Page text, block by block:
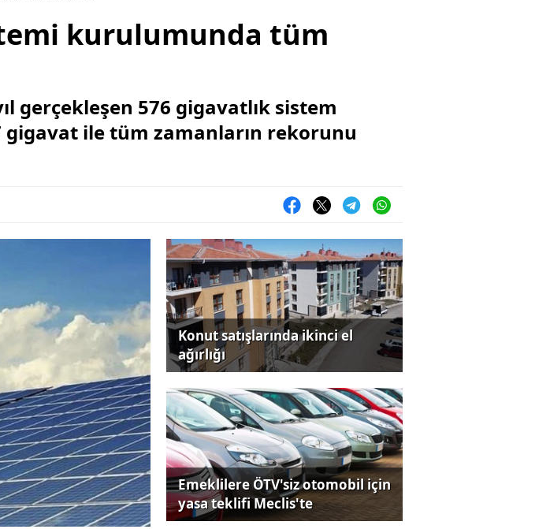
kurulumunda tüm
gerçekleşen 576 gigavatlık sistem
ile tüm zamanların rekorunu
Konut satışlarında ikinci el
ağırlığı
Emeklilere ÖTV'siz otomobil için
yasa teklifi Meclis'te